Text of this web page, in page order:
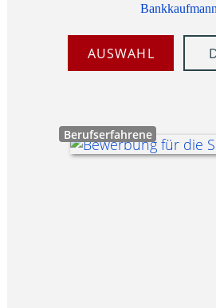
Bankkaufmann
AUSWAHL
Berufserfahrene